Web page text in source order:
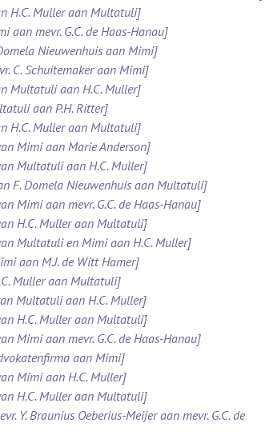
H.C. Muller aan Multatuli]
aan mevr. G.C. de Haas-Hanau]
Nieuwenhuis aan Mimi]
C. Schuitemaker aan Mimi]
Multatuli aan H.C. Muller]
aan P.H. Ritter]
H.C. Muller aan Multatuli]
Mimi aan Marie Anderson]
Multatuli aan H.C. Muller]
F. Domela Nieuwenhuis aan Multatuli]
Mimi aan mevr. G.C. de Haas-Hanau]
H.C. Muller aan Multatuli]
Multatuli en Mimi aan H.C. Muller]
aan M.J. de Witt Hamer]
Muller aan Multatuli]
Multatuli aan H.C. Muller]
H.C. Muller aan Multatuli]
Mimi aan mevr. G.C. de Haas-Hanau]
aan Mimi]
Mimi aan H.C. Muller]
H.C. Muller aan Multatuli]
Y. Braunius Oeberius-Meijer aan mevr. G.C. de